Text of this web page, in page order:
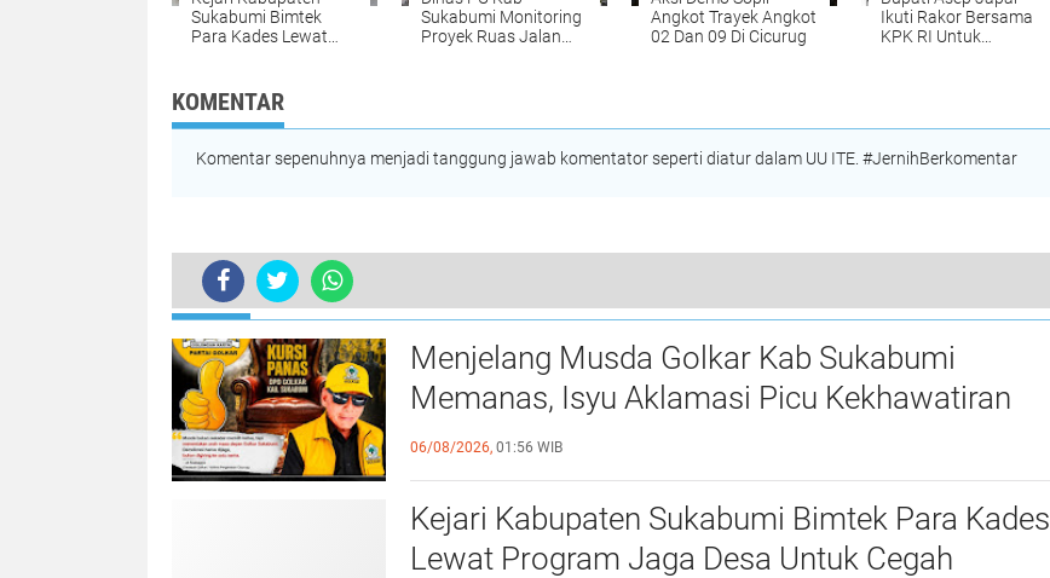
Sukabumi Bimtek
Para Kades Lewat
Penyimpangan Dana
Desa
Sukabumi Monitoring
Proyek Ruas Jalan
Angkot Trayek Angkot
02 Dan 09 Di Cicurug
Ikuti Rakor Bersama
KPK RI Untuk
KOMENTAR
Komentar sepenuhnya menjadi tanggung jawab komentator seperti diatur dalam UU ITE. #JernihBerkomentar
Bupati Asep Japar Hadiri Pembukaan TMMD ke 125 Desa Langkapjaya, Kecamatan Lengkong
TERKINI
Menjelang Musda Golkar Kab Sukabumi
Memanas, Isyu Aklamasi Picu Kekhawatiran
Melemahnya Demokrasi Internal
06/08/2026, 01:56 WIB
Kejari Kabupaten Sukabumi Bimtek Para Kades
Lewat Program Jaga Desa Untuk Cegah